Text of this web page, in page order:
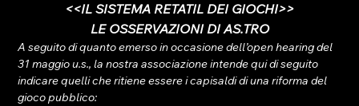
<<IL SISTEMA RETATIL DEI GIOCHI>>
LE OSSERVAZIONI DI AS.TRO
A seguito di quanto emerso in occasione dell’open hearing del
31 maggio u.s., la nostra associazione intende qui di seguito
indicare quelli che ritiene essere i capisaldi di una riforma del
gioco pubblico: